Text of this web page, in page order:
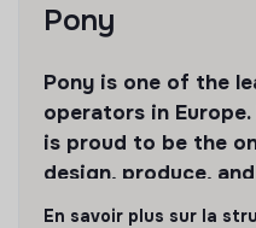
Pony
Pony is one of the
operators in
is proud to be the
design, produce,
and scooters across
En savoir plus sur la